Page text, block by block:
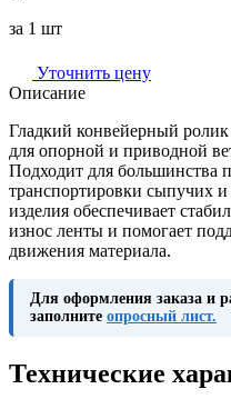
за 1 шт
Уточнить цену
Описание
Гладкий конвейерный
для опорной и приводной
Подходит для
транспортировки сыпучих
изделия обеспечивает
износ ленты и помогает
движения материала.
Для оформления заказа и
заполните опросный лист.
Технические